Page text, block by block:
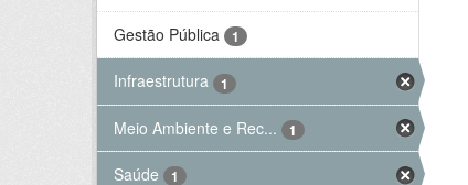
Gestão Pública 1
Infraestrutura 1
Meio Ambiente e Rec... 1
Saúde 1